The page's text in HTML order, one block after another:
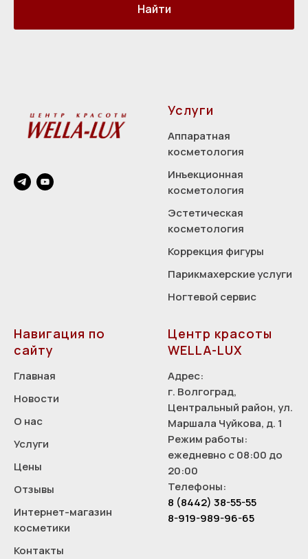
Найти
Услуги
Аппаратная
косметология
Инъекционная
косметология
Эстетическая
косметология
Коррекция фигуры
Парикмахерские услуги
Ногтевой сервис
Навигация по
сайту
Главная
Новости
О нас
Услуги
Цены
Отзывы
Интернет-магазин
косметики
Контакты
Центр красоты
WELLA-LUX
Адрес:
г. Волгоград,
Центральный район, ул.
Маршала Чуйкова, д. 1
Режим работы:
ежедневно с 08:00 до
20:00
Телефоны:
8 (8442) 38-55-55
8-919-989-96-65